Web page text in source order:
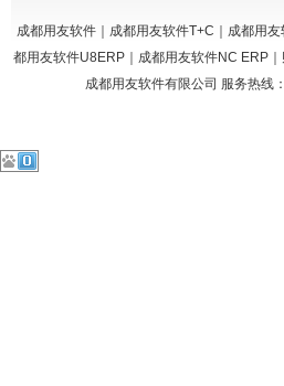
成都用友软件｜成都用友软件T+C｜成都用
都用友软件U8ERP｜成都用友软件NC ERP
成都用友软件有限公司 服务热